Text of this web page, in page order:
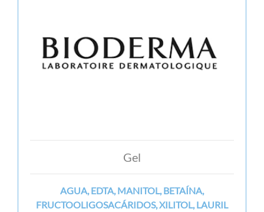
Gel
AGUA, EDTA, MANITOL, BETAÍNA,
FRUCTOOLIGOSACÁRIDOS, XILITOL, LAURIL